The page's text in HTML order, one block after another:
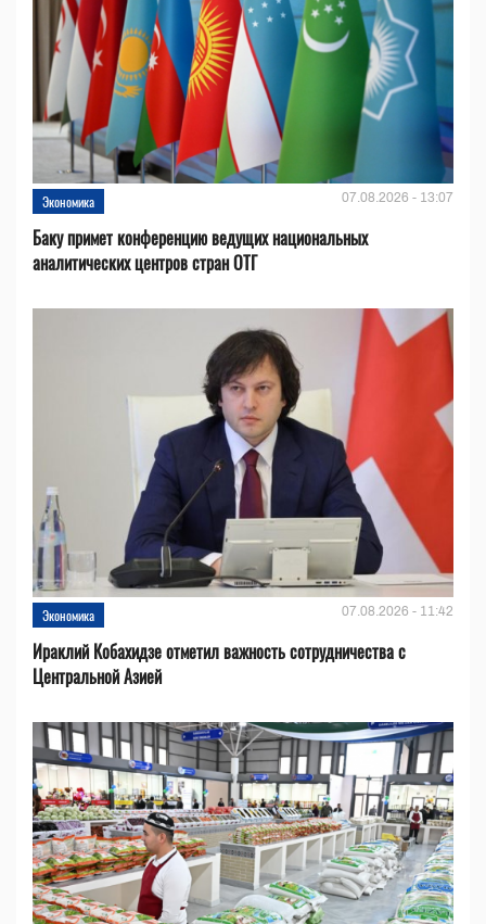
Экономика 07.08.2026 - 13:07
Баку примет конференцию ведущих национальных
аналитических центров стран ОТГ
Экономика 07.08.2026 - 11:42
Ираклий Кобахидзе отметил важность сотрудничества с
Центральной Азией